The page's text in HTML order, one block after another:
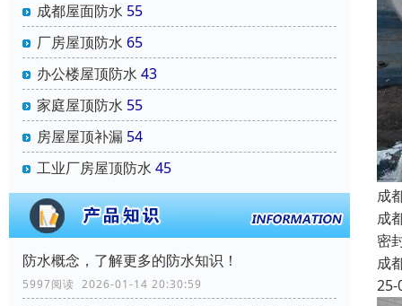
成都屋面防水 55
厂房屋顶防水 65
办公楼屋顶防水 43
家庭屋顶防水 55
房屋屋顶补漏 54
工业厂房屋顶防水 45
防水概念，了解更多的防水知识！
5997阅读 2026-01-14 20:30:59
成
成
密
成
25-